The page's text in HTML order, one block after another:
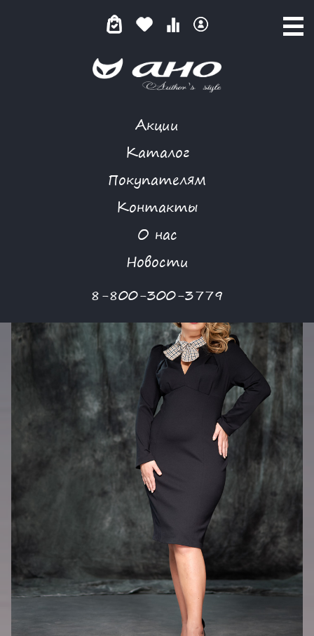
Акции
Каталог
Покупателям
Контакты
О нас
Новости
8-800-300-3779
ГОРЬКИЙ ШОКОЛАД